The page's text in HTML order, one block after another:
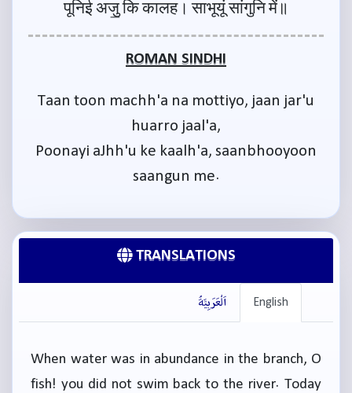
पूनिई अजु॒ कि कालह। साभूयूं सांगुनि में॥
ROMAN SINDHI
Taan toon machh'a na mottiyo, jaan jar'u
huarro jaal'a,
Poonayi aJhh'u ke kaalh'a, saanbhooyoon
saangun me.
TRANSLATIONS
English اَلْعَرَبِيَّةُ
When water was in abundance in the branch, O
fish! you did not swim back to the river. Today